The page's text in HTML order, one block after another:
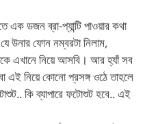
ডজন ব্রা-প্যান্টি পাওয়ার কথা
উনার ফোন নম্বরটা নিলাম,
এখানে নিয়ে আসবি। আর হ্যাঁ সব
এই নিয়ে কোনো প্রসঙ্গ ওঠে তাহলে
কি ব্যাপারে ফটোশুট হবে.. এই